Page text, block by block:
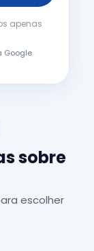
apenas
Google
sobre
escolher